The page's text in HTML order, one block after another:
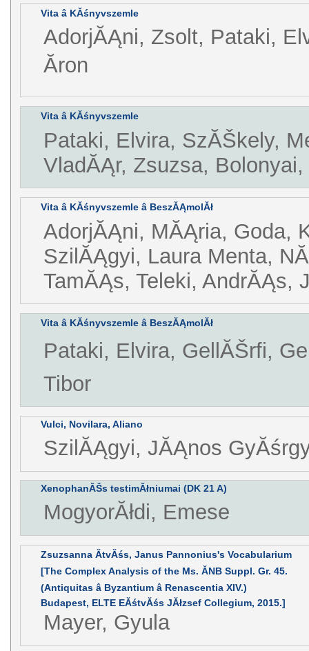
Vita â KĂśnyvszemle
AdorjĂĄni, Zsolt, Pataki,
Ăron
Vita â KĂśnyvszemle
Pataki, Elvira, SzĂŠkely,
VladĂĄr, Zsuzsa,
Vita â KĂśnyvszemle â BeszĂĄmolĂł
AdorjĂĄni, MĂĄria, Goda,
SzilĂĄgyi, Laura Menta,
TamĂĄs, Teleki, AndrĂĄs,
Vita â KĂśnyvszemle â BeszĂĄmolĂł
Pataki, Elvira, GellĂŠrfi,
Tibor
Vulci, Novilara, Aliano
SzilĂĄgyi, JĂĄnos
XenophanĂŠs testimĂłniumai (DK 21 A)
MogyorĂłdi, Emese
Zsuzsanna ĂtvĂśs, Janus Pannonius's Vocabularium
[The Complex Analysis of the Ms. ĂNB Suppl. Gr. 45.
(Antiquitas â Byzantium â Renascentia XIV.)
Budapest, ELTE EĂśtvĂśs JĂłzsef Collegium, 2015.]
Mayer, Gyula